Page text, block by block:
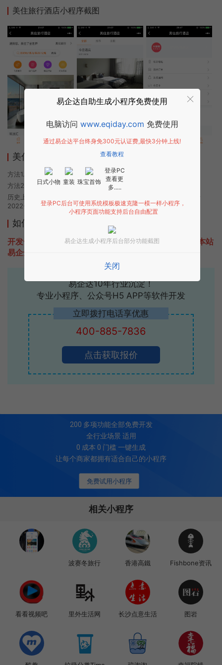
美住旅行酒店小程序截图
美住旅行酒店小程序使用方法
方法1. 使用微信扫描本页面上方二维码进入美住旅行酒店的小程序
方法2. 在微信中搜索“美住旅行酒店”即可进入小程序
历史上的今时小程序由美住旅行酒店团队开发，易企达小程序商店于
2022-07-02 20:51发布
如何开发类似美住旅行酒店的小程序
开发一款类似美住旅行酒店的小程序不难，只需要咨询本站
易企达客服即可为您定制开发，免费提供报价。
易企达10年行业沉淀！
专业小程序、公众号H5 APP等软件开发
立即拨打电话享优惠
400-885-7836
点击获取报价
免费试用小程序
200 多项功能全部免费开发
全行业场景 适用
0 成本 0 门槛 一键生成
让每个商家都拥有适合自己的小程序
相关小程序
波赛冬旅行 香港高鐵 Fishbone资讯
看看视频吧 里外生活网 长沙点意生活 图岩
易企达自助生成小程序免费使用
电脑访问 www.eqiday.com 免费使用
通过易企达平台终身免300元认证费,最快3分钟上线!
查看教程
日式小物 童装 珠宝首饰
登录PC
查看更
多.....
登录PC后台可使用系统模板极速克隆一模一样小程序，
小程序页面功能支持后台自由配置
易企达生成小程序后台部分功能截图
关闭